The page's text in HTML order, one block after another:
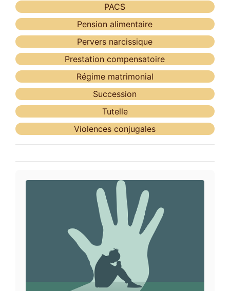
PACS
Pension alimentaire
Pervers narcissique
Prestation compensatoire
Régime matrimonial
Succession
Tutelle
Violences conjugales